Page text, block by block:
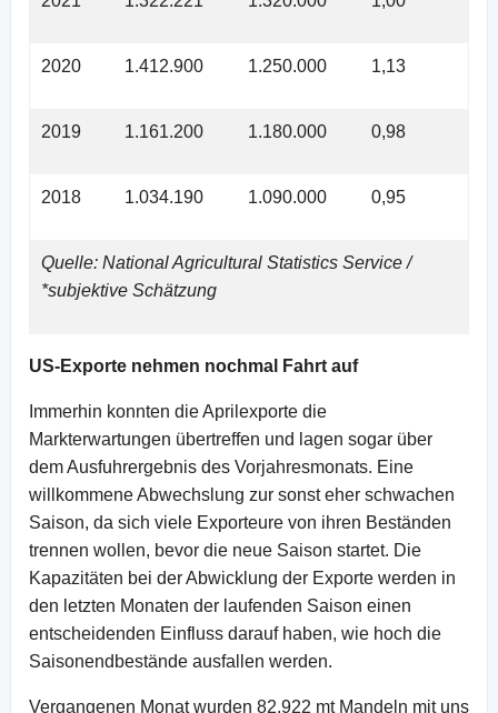
2020 1.412.900 1.250.000 1,13
2019 1.161.200 1.180.000 0,98
2018 1.034.190 1.090.000 0,95
Quelle: National Agricultural Statistics Service /
*subjektive Schätzung
US-Exporte nehmen nochmal Fahrt auf
Immerhin konnten die Aprilexporte die
Markterwartungen übertreffen und lagen sogar über
dem Ausfuhrergebnis des Vorjahresmonats. Eine
willkommene Abwechslung zur sonst eher schwachen
Saison, da sich viele Exporteure von ihren Beständen
trennen wollen, bevor die neue Saison startet. Die
Kapazitäten bei der Abwicklung der Exporte werden in
den letzten Monaten der laufenden Saison einen
entscheidenden Einfluss darauf haben, wie hoch die
Saisonendbestände ausfallen werden.
Vergangenen Monat wurden 82.922 mt Mandeln mit uns